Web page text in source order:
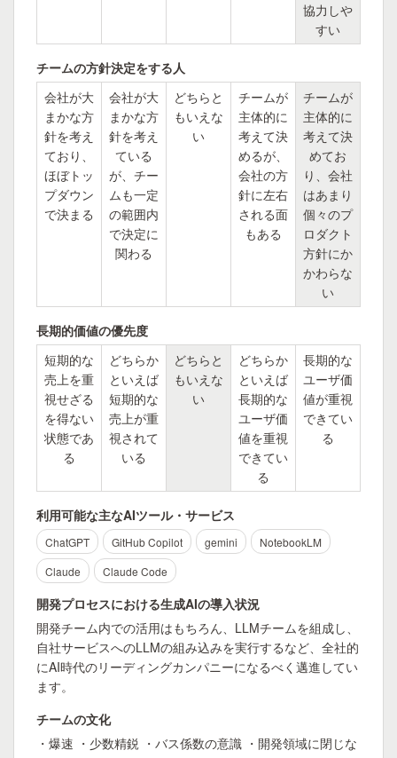
協力しや
すい
チームの方針決定をする人
会社が大
まかな方
針を考え
ており、
ほぼトッ
プダウン
で決まる
会社が大
まかな方
針を考え
ている
が、チー
ムも一定
の範囲内
で決定に
関わる
どちらと
もいえな
い
チームが
主体的に
考えて決
めるが、
会社の方
針に左右
される面
もある
チームが
主体的に
考えて決
めてお
り、会社
はあまり
個々のプ
ロダクト
方針にか
かわらな
い
長期的価値の優先度
短期的な
売上を重
視せざる
を得ない
状態であ
る
どちらか
といえば
短期的な
売上が重
視されて
いる
どちらと
もいえな
い
どちらか
といえば
長期的な
ユーザ価
値を重視
できてい
る
長期的な
ユーザ価
値が重視
できてい
る
利用可能な主なAIツール・サービス
ChatGPT GitHub Copilot gemini
NotebookLM
Claude
Claude Code
開発プロセスにおける生成AIの導入状況
開発チーム内での活用はもちろん、LLMチームを組成し、
自社サービスへのLLMの組み込みを実行するなど、全社的
にAI時代のリーディングカンパニーになるべく邁進してい
ます。
チームの文化
・爆速 ・少数精鋭 ・バス係数の意識 ・開発領域に閉じな